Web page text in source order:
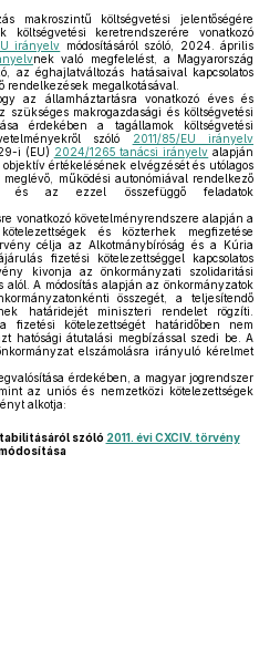
makroszintű költségvetési jelentőségére
költségvetési keretrendszerére vonatkozó
irányelv módosításáról szóló, 2024. április
nek való megfelelést, a Magyarország
az éghajlatváltozás hatásaival kapcsolatos
megalkotásával.
az államháztartásra vonatkozó éves és
szükséges makrogazdasági és költségvetési
érdekében a tagállamok költségvetési
szóló
2011/85/EU irányelv
i (EU) 2024/1265 tanácsi irányelv alapján
értékelésének elvégzését és utólagos
működési autonómiával rendelkező
és az ezzel összefüggő feladatok
vonatkozó követelményrendszere alapján a
és közterhek megfizetése
célja az Alkotmánybíróság és a Kúria
fizetési kötelezettséggel kapcsolatos
kivonja az önkormányzati szolidaritási
A módosítás alapján az önkormányzatok
összegét, a teljesítendő
határidejét miniszteri rendelet rögzíti.
fizetési kötelezettségét határidőben nem
hatósági átutalási megbízással szedi be. A
elszámolásra irányuló kérelmet
érdekében, a magyar jogrendszer
az uniós és nemzetközi kötelezettségek
alkotja:
szóló 2011. évi CXCIV. törvény